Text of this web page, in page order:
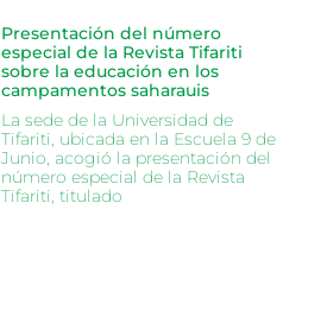
Presentación del número
especial de la Revista Tifariti
sobre la educación en los
campamentos saharauis
La sede de la Universidad de
Tifariti, ubicada en la Escuela 9 de
Junio, acogió la presentación del
número especial de la Revista
Tifariti, titulado